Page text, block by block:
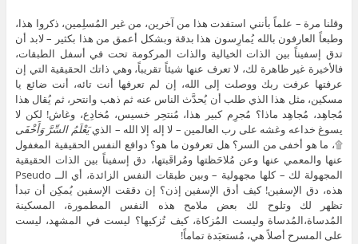
وقلنا مرة – علماً بأنني استفدت هذا من آخرين، من غير المُسلِمين، ذكروا هذا،
وطبعاً العارفون بالله يُمارِسون هذا بدقة وبشكل أعمق من هذا بكثير – لابد أن
تدق إسفيناً بين الذات الخيالية والذات المركومة تحت في أسفل الطبقات،
فالأخيرة غير ظاهرة لك، لا تعرف عنها شيئاً تقريباً، وهي ذاتك الحقيقية التي إن
عرفتها عرفت ربك ووصلت إلى الله، إن لم تعرفها أنت تائه، أنت ضائع يا
مسكين، مثل هذا الذي طلب أن يُحدَّث الناس عنه ثم ذهب وانتحر، ثم يُقال هذا
مُجاهِد، مُجاهِد ماذا؟ مُجرِم كبير هذا، مُنتحِر خسيس، مُخادِع، وغاش! لكن لا
يسوغ خداعه وغشه على رب العالمين – لا إله إلا الله – الذييَعْلَمُ السِّرَّ وَأَخْفَى
۩، ما هو أخفى من السر؟ هل تعرفون ما هو؟ دوافع النفس الحقيقية المغفول
عنها والمعمي عنها وعن مُلاحَظتها ومُراقَبتها، دق إسفيناً بين الذات الحقيقية
المجهولة لك – كلها مجهولية – وبين طبقات النفس الزائدة، أي الــ Pseudo
هذه، دق الإسفين! كيف أدق الإسفين إذن؟ إن دققت الإسفين يُمكِن أن تبدأ
تظهر لك وتلوح لك بعض ملامح هذه النفس المطمورة، المسكينة
المُدساة،المُدساة وليست المُزكاة، كيف تُزكيها؟ ليست في المشهد، ليست
على المسرح أصلاً هي، مُستعبَدة تماماً!